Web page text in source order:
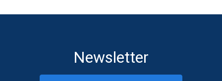
Newsletter